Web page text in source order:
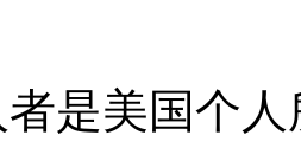
是美国个